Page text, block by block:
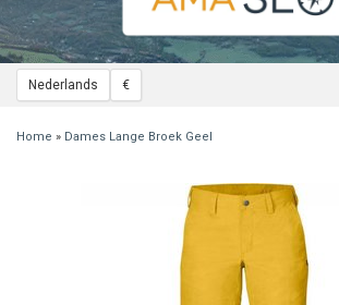
Nederlands €
Home » Dames Lange Broek Geel